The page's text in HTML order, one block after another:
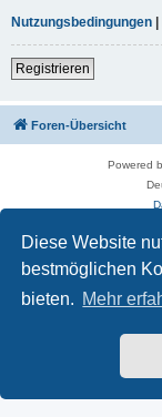
Diese Website
bestmöglichen
bieten. Mehr
Nutzungsbedingungen |
Registrieren
Foren-Übersicht
Powered